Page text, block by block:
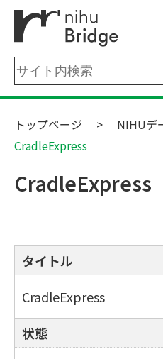
トップページ
NIHUデ
CradleExpress
CradleExpress
タイトル
CradleExpress
状態